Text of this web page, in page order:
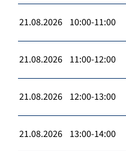
21.08.2026 10:00-11:00
21.08.2026 11:00-12:00
21.08.2026 12:00-13:00
21.08.2026 13:00-14:00